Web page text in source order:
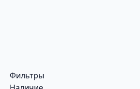
Фильтры